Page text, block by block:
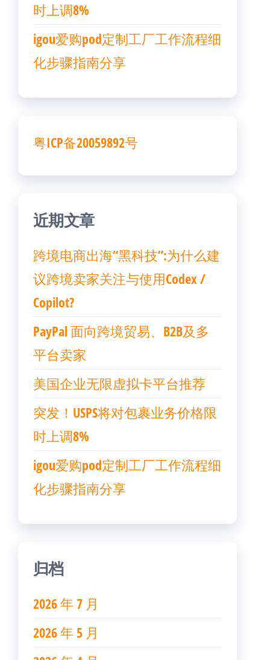
时上调8%
igou爱购pod定制工厂工作流程细
化步骤指南分享
粤ICP备20059892号
近期文章
跨境电商出海“黑科技”:为什么建
议跨境卖家关注与使用Codex /
Copilot?
PayPal 面向跨境贸易、B2B及多
平台卖家
美国企业无限虚拟卡平台推荐
突发！USPS将对包裹业务价格限
时上调8%
igou爱购pod定制工厂工作流程细
化步骤指南分享
归档
2026 年 7 月
2026 年 5 月